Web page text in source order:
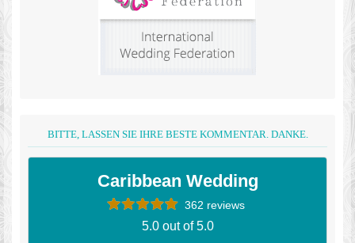
BITTE, LASSEN SIE IHRE BESTE KOMMENTAR. DANKE.
Caribbean Wedding
362 reviews
5.0 out of 5.0